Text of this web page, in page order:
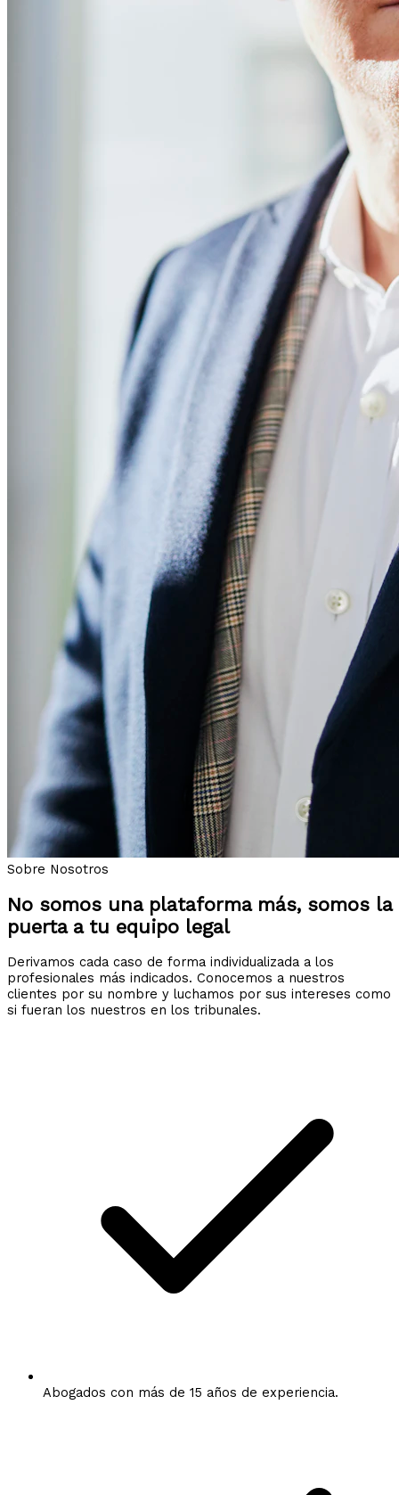
Sobre Nosotros
No somos una plataforma más, somos la
puerta a tu equipo legal
Derivamos cada caso de forma individualizada a los
profesionales más indicados. Conocemos a nuestros
clientes por su nombre y luchamos por sus intereses como
si fueran los nuestros en los tribunales.
Abogados con más de 15 años de experiencia.